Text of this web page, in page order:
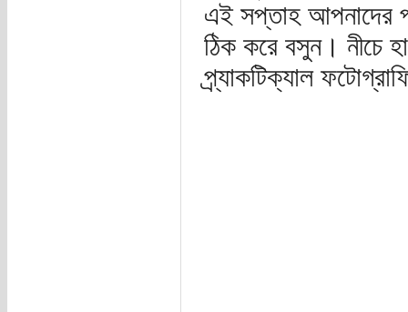
এই সপ্তাহ আপনাদের
ঠিক করে বসুন। নীচে
প্র্যাকটিক্যাল